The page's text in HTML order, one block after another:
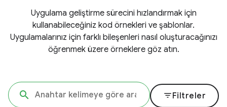
Uygulama geliştirme sürecini hızlandırmak için
kullanabileceğiniz kod örnekleri ve şablonlar.
Uygulamalarınız için farklı bileşenleri nasıl oluşturacağınızı
öğrenmek üzere örneklere göz atın.
filter_listFiltreler